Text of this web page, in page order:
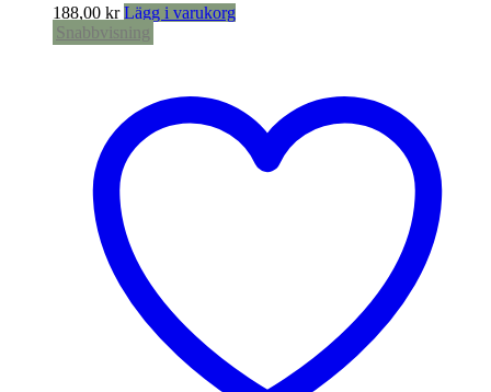
188,00 kr Lägg i varukorg
Snabbvisning